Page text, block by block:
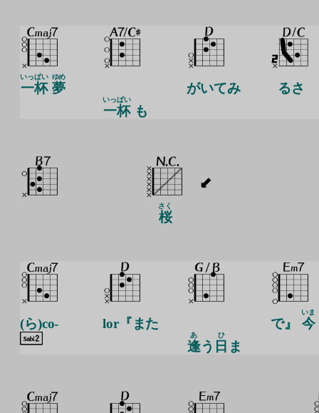
一杯
いっぱい
夢
ゆめ
一杯
いっぱい
も
がいてみ るさ
桜
さく
(ら)co-
lor『また
逢
あ
う 日
ひ
ま
で』 今
いま